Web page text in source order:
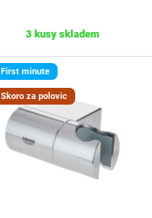
3 kusy skladem
First minute
Skoro za polovic